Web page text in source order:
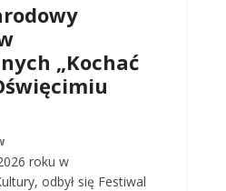
„Kochać
roku w
odbył się Festiwal